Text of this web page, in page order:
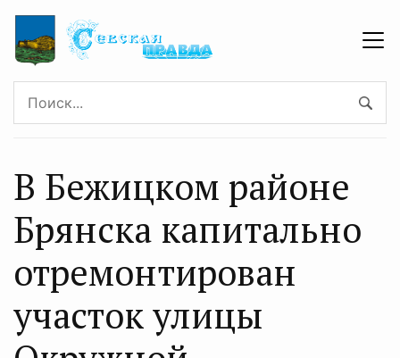
В Бежицком районе
Брянска капитально
отремонтирован
участок улицы